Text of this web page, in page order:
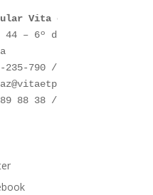
Vita et Pax
– 6º dcha.
790 / 948-230-787
88 38 /  660 76 91 28